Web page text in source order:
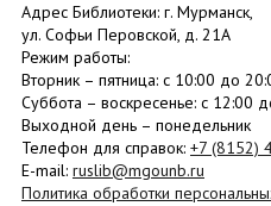
Адрес Библиотеки: г. Мурманск,
ул. Софьи Перовской, д. 21А
Режим работы:
Вторник – пятница: с 10:00 до
Суббота – воскресенье: c 12:00
Выходной день – понедельник
Телефон для справок: +7 (8152)
E-mail: ruslib@mgounb.ru
Политика обработки